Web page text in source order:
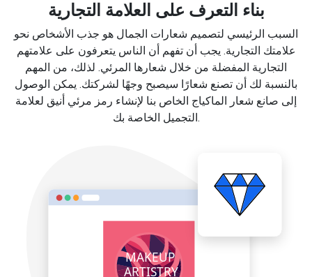
بناء التعرف على العلامة التجارية
السبب الرئيسي لتصميم شعارات الجمال هو جذب الأشخاص نحو
علامتك التجارية. يجب أن تفهم أن الناس يتعرفون على علامتهم
التجارية المفضلة من خلال شعارها المرئي. لذلك، من المهم
بالنسبة لك أن تصنع شعارًا سيصبح وجهًا لشركتك. يمكن الوصول
إلى صانع شعار الماكياج الخاص بنا لإنشاء رمز مرئي أنيق لعلامة
التجميل الخاصة بك.